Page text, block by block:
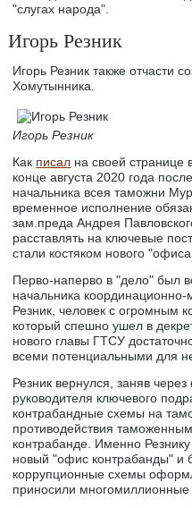
"слугах народа".
Игорь Резник
Игорь Резник также отчасти
Хомутынника.
Игорь Резник
Как писал на своей странице
конце августа 2020 года
начальника всея таможни
временное исполнение
зам.преда Андрея
расставлять на ключевые
стали костяком нового
Перво-наперво в "дело" был
начальника
Резник, человек с огромным
который спешно ушел в
нового главы ГТСУ
всеми потенциальными для
Резник вернулся, заняв
руководителя ключевого
контрабандные схемы на
противодействия
контрабанде. Именно
новый "офис контрабанды" и
коррупционные схемы
приносили